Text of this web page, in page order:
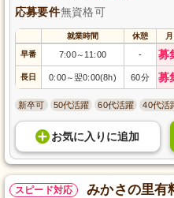
応募要件無資格可
就業時間 休憩 月
早番 7:00～ 11:00 - 募
長日 0:00～翌0:00(8h) 60分 募
新卒可 50代活躍 60代活躍 40代活
お気に入り に追加
スピード対応 みかさの里有